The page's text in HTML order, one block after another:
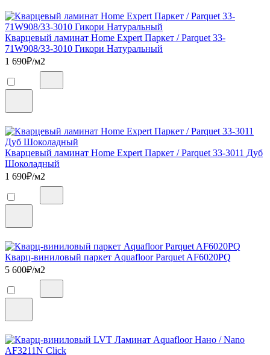
Кварцевый ламинат Home Expert Паркет / Parquet 33-
71W908/33-3010 Гикори Натуральный
1 690₽/м2
Кварцевый ламинат Home Expert Паркет / Parquet 33-3011 Дуб
Шоколадный
1 690₽/м2
Кварц-виниловый паркет Aquafloor Parquet AF6020PQ
5 600₽/м2